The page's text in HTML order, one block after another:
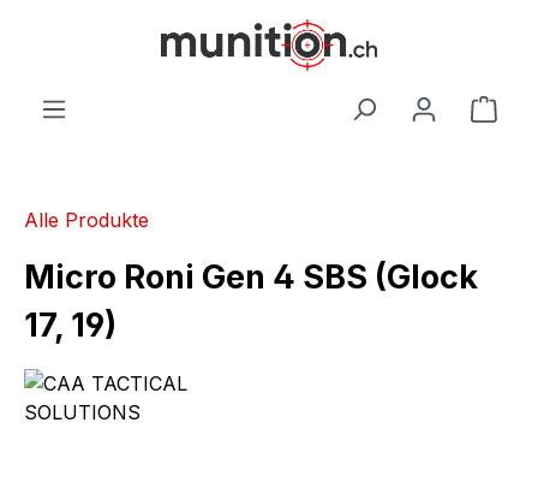
Alle Produkte
Micro Roni Gen 4 SBS (Glock
17, 19)